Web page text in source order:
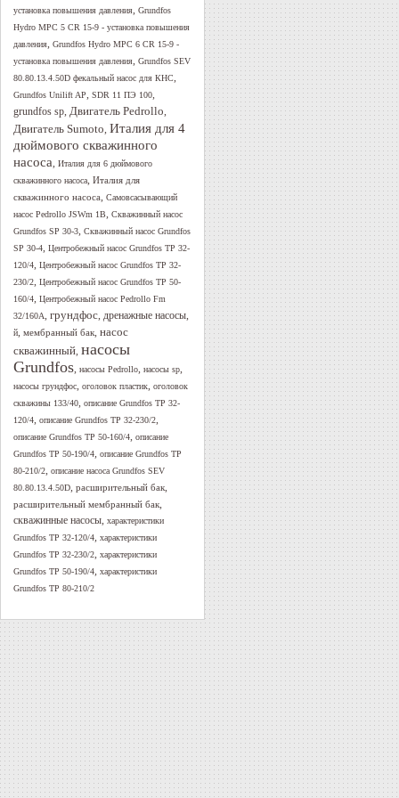
установка повышения давления, Grundfos
Hydro MPC 5 CR 15-9 - установка повышения
давления, Grundfos Hydro MPC 6 CR 15-9 -
установка повышения давления, Grundfos SEV
80.80.13.4.50D фекальный насос для КНС,
Grundfos Unilift AP, SDR 11 ПЭ 100,
grundfos sp, Двигатель Pedrollo,
Двигатель Sumoto, Италия для 4
дюймового скважинного
насоса, Италия для 6 дюймового
скважинного насоса, Италия для
скважинного насоса, Самовсасывающий
насос Pedrollo JSWm 1B, Скважинный насос
Grundfos SP 30-3, Скважинный насос Grundfos
SP 30-4, Центробежный насос Grundfos TP 32-
120/4, Центробежный насос Grundfos TP 32-
230/2, Центробежный насос Grundfos TP 50-
160/4, Центробежный насос Pedrollo Fm
32/160A, грундфос, дренажные насосы,
й, мембранный бак, насос
скважинный, насосы
Grundfos, насосы Pedrollo, насосы sp,
насосы грундфос, оголовок пластик, оголовок
скважины 133/40, описание Grundfos TP 32-
120/4, описание Grundfos TP 32-230/2,
описание Grundfos TP 50-160/4, описание
Grundfos TP 50-190/4, описание Grundfos TP
80-210/2, описание насоса Grundfos SEV
80.80.13.4.50D, расширительный бак,
расширительный мембранный бак,
скважинные насосы, характеристики
Grundfos TP 32-120/4, характеристики
Grundfos TP 32-230/2, характеристики
Grundfos TP 50-190/4, характеристики
Grundfos TP 80-210/2